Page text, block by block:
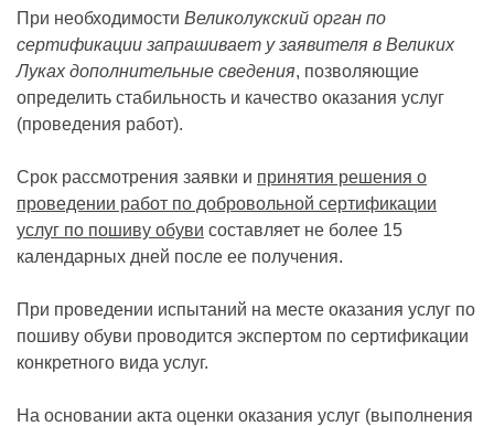
При необходимости Великолукский орган по
сертификации запрашивает у заявителя в Великих
Луках дополнительные сведения, позволяющие
определить стабильность и качество оказания услуг
(проведения работ).
Срок рассмотрения заявки и принятия решения о
проведении работ по добровольной сертификации
услуг по пошиву обуви составляет не более 15
календарных дней после ее получения.
При проведении испытаний на месте оказания услуг по
пошиву обуви проводится экспертом по сертификации
конкретного вида услуг.
На основании акта оценки оказания услуг (выполнения